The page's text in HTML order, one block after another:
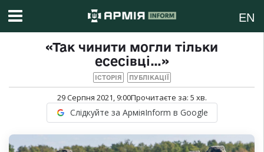
EN
«Так чинити могли тільки
есесівці…»
ІСТОРІЯ ПУБЛІКАЦІЇ
29 Серпня 2021, 9:00Прочитаєте за: 5 хв.
Слідкуйте за АрміяInform в Google